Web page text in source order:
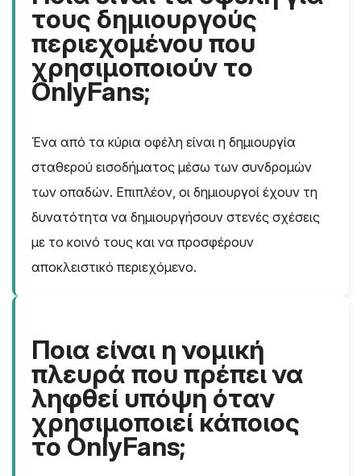
τους δημιουργούς
περιεχομένου που
χρησιμοποιούν το
OnlyFans;
Ένα από τα κύρια οφέλη είναι η δημιουργία
σταθερού εισοδήματος μέσω των συνδρομών
των οπαδών. Επιπλέον, οι δημιουργοί έχουν τη
δυνατότητα να δημιουργήσουν στενές σχέσεις
με το κοινό τους και να προσφέρουν
αποκλειστικό περιεχόμενο.
Ποια είναι η νομική
πλευρά που πρέπει να
ληφθεί υπόψη όταν
χρησιμοποιεί κάποιος
το OnlyFans;